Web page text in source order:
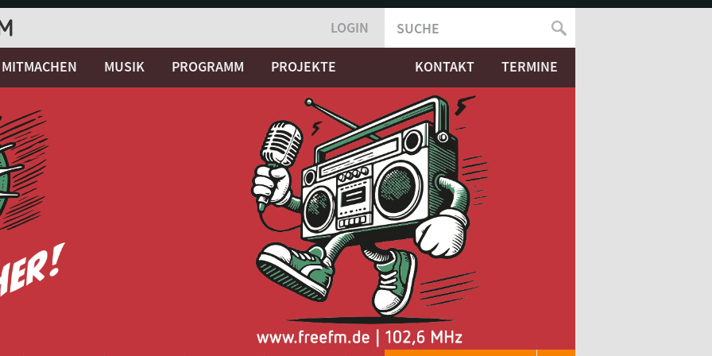
LOGIN
SUCHFORMULAR
SUCHE
MITMACHEN MUSIK PROGRAMM PROJEKTE KONTAKT TERMINE